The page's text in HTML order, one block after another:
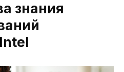
знания